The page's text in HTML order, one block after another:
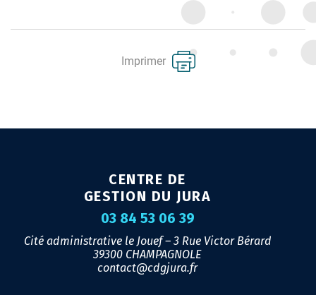
SANTÉ ET PRÉVENTION DES
RISQUES PROFESSIONNELS
LIENS UTILES
Imprimer
CENTRE DE
GESTION DU JURA
03 84 53 06 39
Cité administrative le Jouef – 3 Rue Victor Bérard
39300 CHAMPAGNOLE
contact@cdgjura.fr